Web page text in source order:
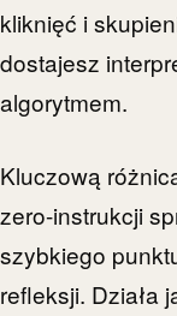
kliknięć i
dostajesz
algorytmem.
Kluczową
zero-instrukcji
szybkiego
refleksji. Działa